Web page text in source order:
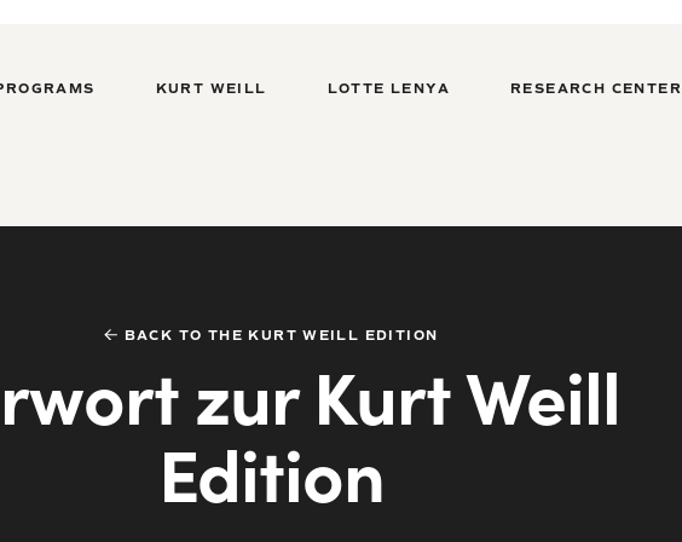
KURT WEILL LOTTE LENYA RESEARCH CENTER
BACK TO THE KURT WEILL EDITION
zur Kurt Weill
Edition